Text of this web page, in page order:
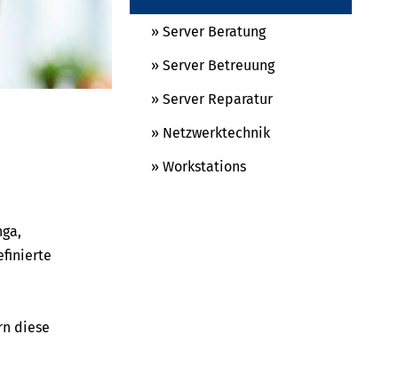
diese
» Server Beratung
» Server Betreuung
» Server Reparatur
» Netzwerktechnik
» Workstations